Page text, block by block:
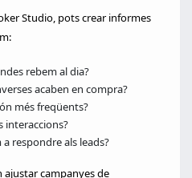
Studio, pots crear informes
rebem al dia?
acaben en compra?
més freqüents?
interaccions?
respondre als leads?
campanyes de